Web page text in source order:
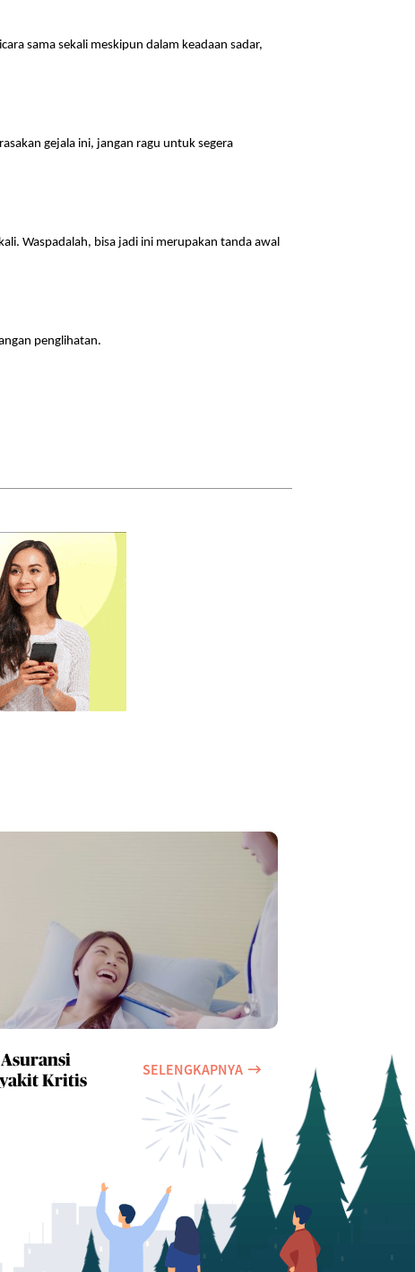
sama sekali meskipun dalam keadaan sadar,
gejala ini, jangan ragu untuk segera
Waspadalah, bisa jadi ini merupakan tanda awal
penglihatan.
Kritis
SELENGKAPNYA